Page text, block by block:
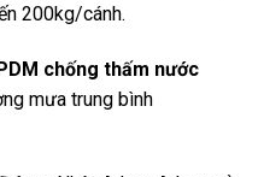
200kg/cánh.
chống thấm nước
mưa trung bình